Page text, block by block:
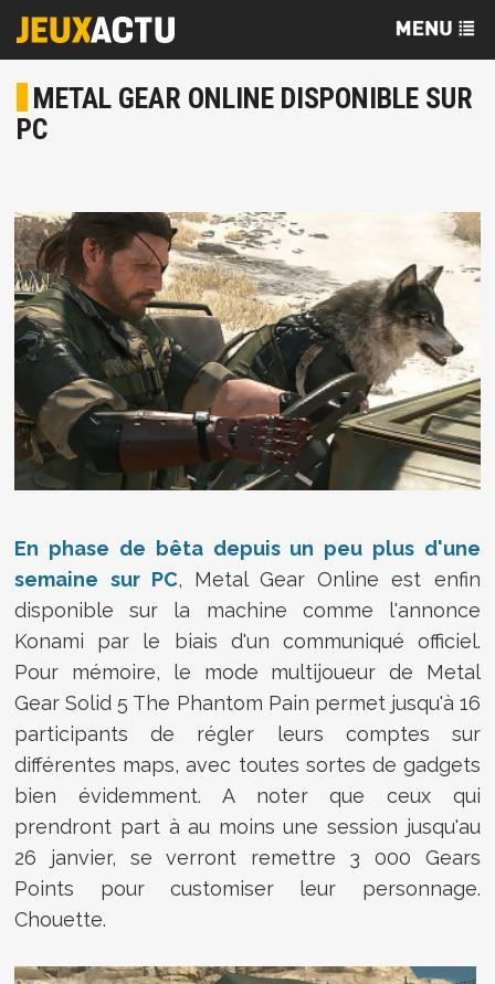
METAL GEAR ONLINE DISPONIBLE SUR
PC
En phase de bêta depuis un peu plus d'une
semaine sur PC, Metal Gear Online est enfin
disponible sur la machine comme l'annonce
Konami par le biais d'un communiqué officiel.
Pour mémoire, le mode multijoueur de Metal
Gear Solid 5 The Phantom Pain permet jusqu'à 16
participants de régler leurs comptes sur
différentes maps, avec toutes sortes de gadgets
bien évidemment. A noter que ceux qui
prendront part à au moins une session jusqu'au
26 janvier, se verront remettre 3 000 Gears
Points pour customiser leur personnage.
Chouette.